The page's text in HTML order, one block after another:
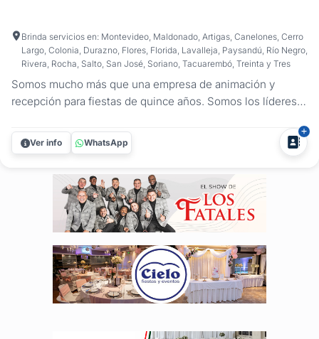
Brinda servicios en: Montevideo, Maldonado, Artigas, Canelones, Cerro
Largo, Colonia, Durazno, Flores, Florida, Lavalleja, Paysandú, Río Negro,
Rivera, Rocha, Salto, San José, Soriano, Tacuarembó, Treinta y Tres
Somos mucho más que una empresa de animación y
recepción para fiestas de quince años. Somos los líderes
memorables para tu día especial. ¿Qué te ofrecemos?
Recepción de Invitados A medida Ofrecemos una amplia
Ver info WhatsApp